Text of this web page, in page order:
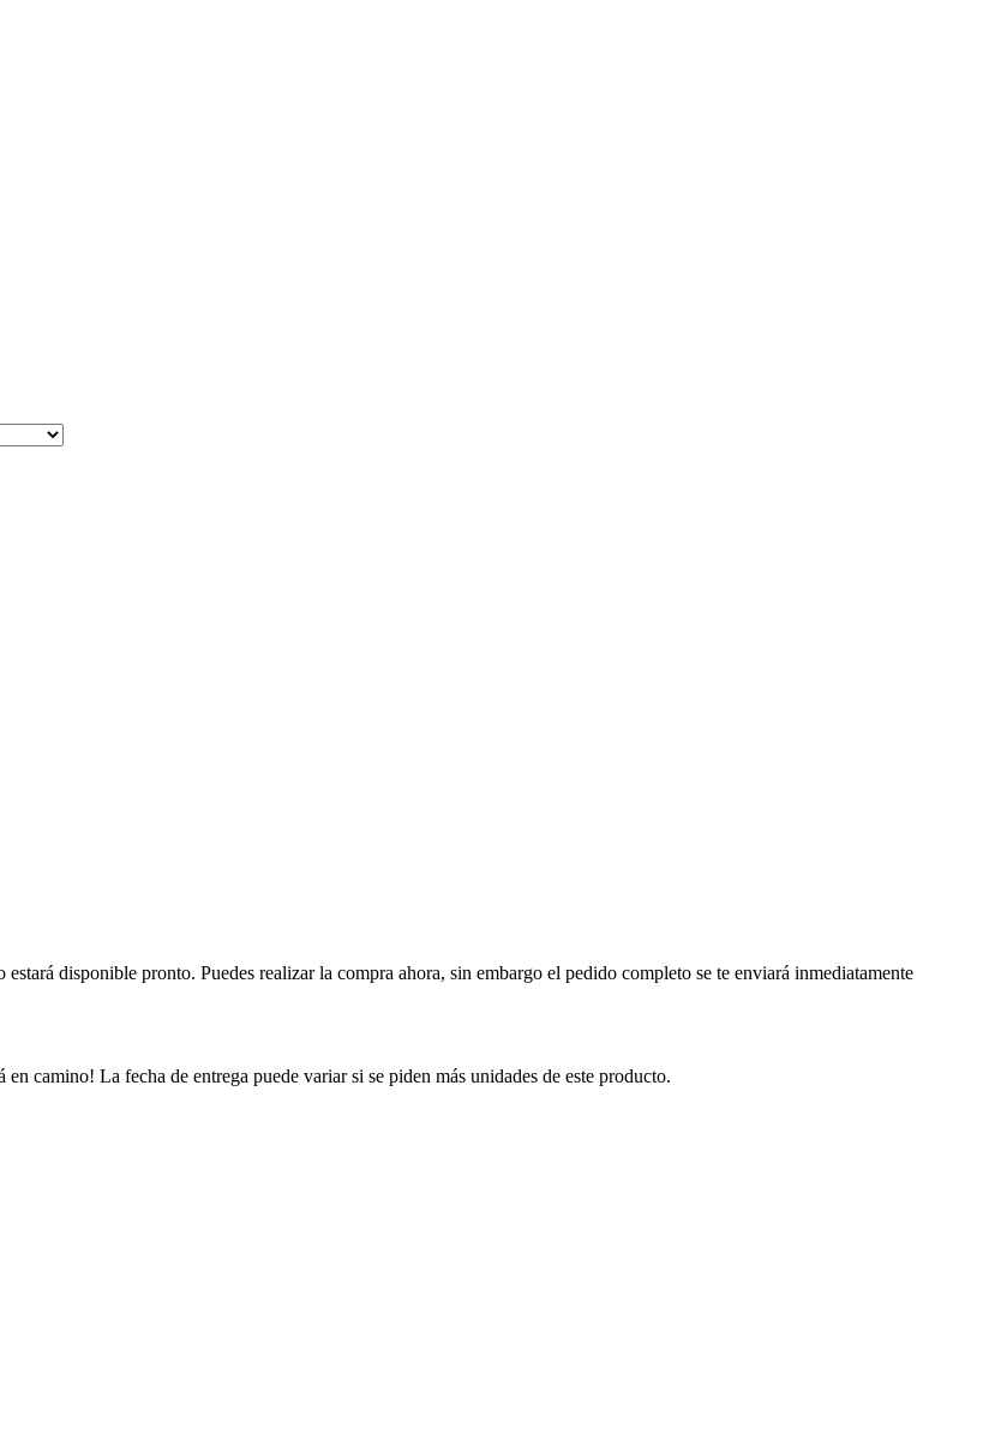
disponible pronto. Puedes realizar la compra ahora, sin embargo el pedido completo se te enviará inmediatamente
camino! La fecha de entrega puede variar si se piden más unidades de este producto.